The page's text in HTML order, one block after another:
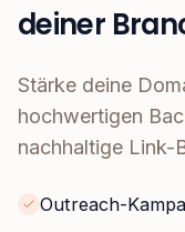
deiner
Stärke deine
hochwertigen
nachhaltige Link-
Outreach-